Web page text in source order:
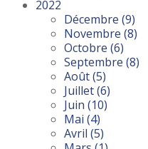
2022
Décembre (9)
Novembre (8)
Octobre (6)
Septembre (8)
Août(5)
Juillet(6)
Juin (10)
Mai (4)
Avril (5)